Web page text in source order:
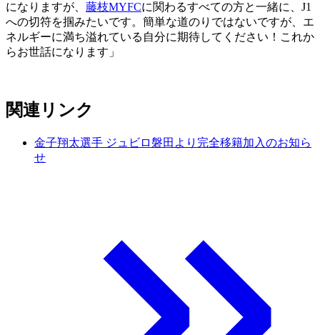
になりますが、 藤枝MYFCに関わるすべての方と一緒に、J1
への切符を掴みたいです。簡単な道のりではないですが、エ
ネルギーに満ち溢れている自分に期待してください！これか
らお世話になります」
関連リンク
金子翔太選手 ジュビロ磐田より完全移籍加入のお知ら
せ